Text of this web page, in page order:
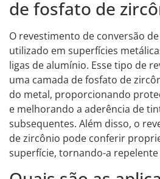
de fosfato de
O revestimento de conversão
utilizado em superfícies
ligas de alumínio. Esse tipo de
uma camada de fosfato de
do metal, proporcionando
e melhorando a aderência de
subsequentes. Além disso, o
de zircônio pode conferir
superfície, tornando-a repelente